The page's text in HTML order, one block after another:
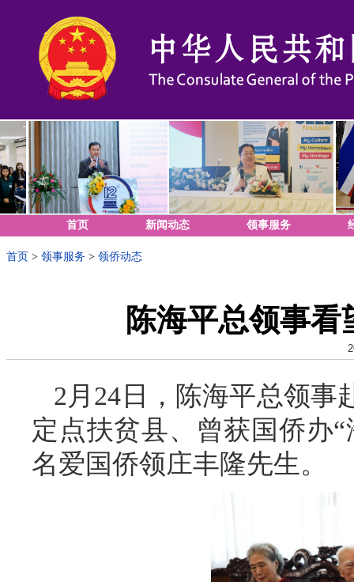
首页 新闻动态 领事服务
首页 > 领事服务 > 领侨动态
陈海平总领事
2月24日，陈海平总领事
定点扶贫县、曾获国侨办
名爱国侨领庄丰隆先生。